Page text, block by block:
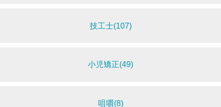
技工士(107)
小児矯正(49)
咀嚼(8)